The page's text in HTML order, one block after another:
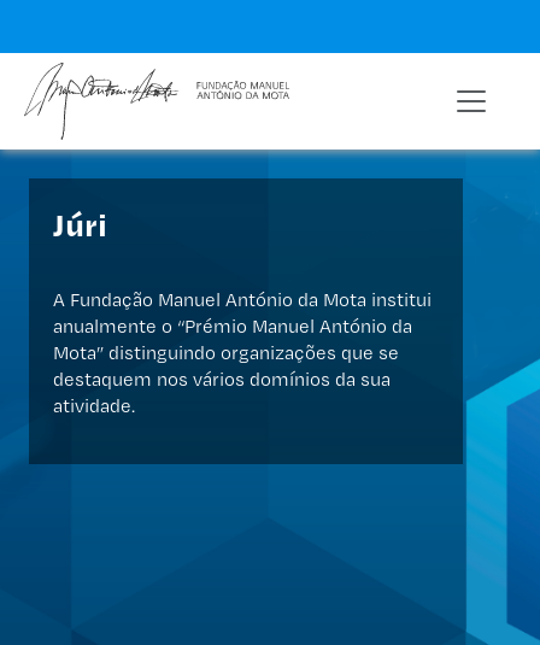
Júri
A Fundação Manuel António da Mota institui
anualmente o “Prémio Manuel António da
Mota” distinguindo organizações que se
destaquem nos vários domínios da sua
atividade.